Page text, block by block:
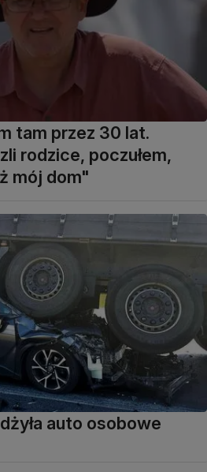
tam przez 30 lat.
rodzice, poczułem,
mój dom"
auto osobowe